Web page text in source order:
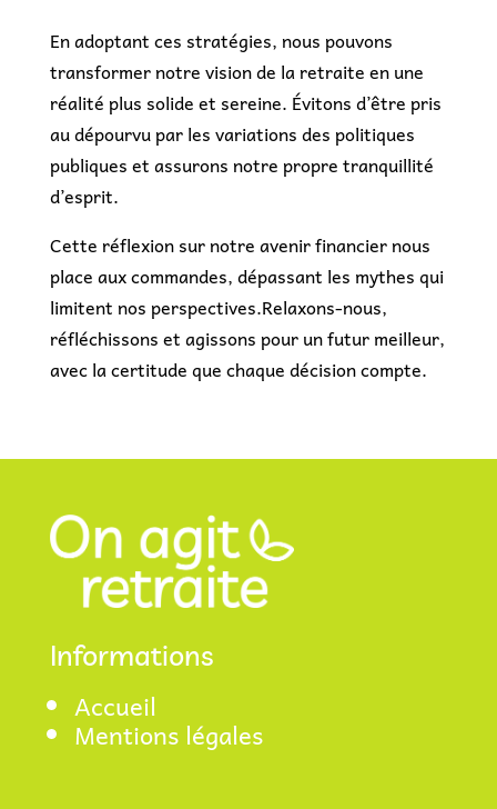
En adoptant ces stratégies, nous pouvons
transformer notre vision de la retraite en une
réalité plus solide et sereine. Évitons d’être pris
au dépourvu par les variations des politiques
publiques et assurons notre propre tranquillité
d’esprit.
Cette réflexion sur notre avenir financier nous
place aux commandes, dépassant les mythes qui
limitent nos perspectives.Relaxons-nous,
réfléchissons et agissons pour un futur meilleur,
avec la certitude que chaque décision compte.
Informations
Accueil
Mentions légales